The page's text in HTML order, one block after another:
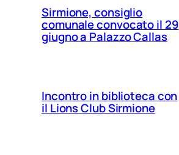
Sirmione, consiglio
comunale convocato il 29
giugno a Palazzo Callas
Incontro in biblioteca con
il Lions Club Sirmione